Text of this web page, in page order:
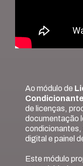
Ao módulo de
de licenças,
documentação
condicionantes,
digital e painel
Este módulo